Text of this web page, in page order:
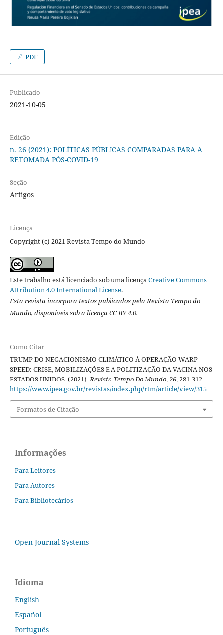
PDF
Publicado
2021-10-05
Edição
n. 26 (2021): POLÍTICAS PÚBLICAS COMPARADAS PARA A
RETOMADA PÓS-COVID-19
Seção
Artigos
Licença
Copyright (c) 2021 Revista Tempo do Mundo
Este trabalho está licenciado sob uma licençaCreative Commons
Attribution 4.0 International License.
Esta revista incorpora textos publicados pela Revista Tempo do
Mundo, disponíveis sob a licença CC BY 4.0.
Como Citar
TRUMP DO NEGACIONISMO CLIMÁTICO À OPERAÇÃO WARP
SPEED: CRISE, MOBILIZAÇÕES E A POLITIZAÇÃO DA VACINA NOS
ESTADOS UNIDOS. (2021).Revista Tempo Do Mundo,26, 281-312.
https://www.ipea.gov.br/revistas/index.php/rtm/article/view/315
Formatos de Citação
Informações
Para Leitores
Para Autores
Para Bibliotecários
Open Journal Systems
Idioma
English
Español
Português